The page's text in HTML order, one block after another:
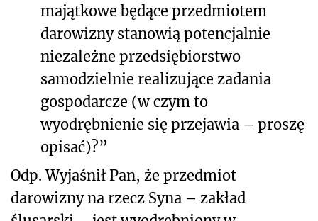
majątkowe będące przedmiotem
darowizny stanowią potencjalnie
niezależne przedsiębiorstwo
samodzielnie realizujące zadania
gospodarcze (w czym to
wyodrębnienie się przejawia – proszę
opisać)?”
Odp. Wyjaśnił Pan, że przedmiot
darowizny na rzecz Syna – zakład